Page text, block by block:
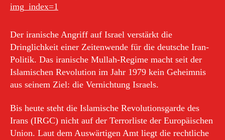
img_index=1
Der iranische Angriff auf Israel verstärkt die
Dringlichkeit einer Zeitenwende für die deutsche Iran-
Politik. Das iranische Mullah-Regime macht seit der
Islamischen Revolution im Jahr 1979 kein Geheimnis
aus seinem Ziel: die Vernichtung Israels.
Bis heute steht die Islamische Revolutionsgarde des
Irans (IRGC) nicht auf der Terrorliste der Europäischen
Union. Laut dem Auswärtigen Amt liegt die rechtliche